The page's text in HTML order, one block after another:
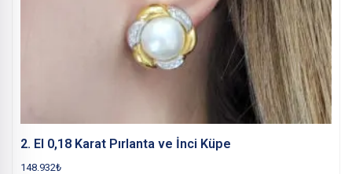
2. El 0,18 Karat Pırlanta ve İnci Küpe
148.932₺